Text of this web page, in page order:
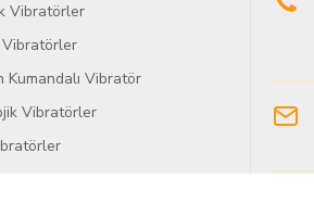
Vibratörler
Kumandalı Vibratör
Vibratörler